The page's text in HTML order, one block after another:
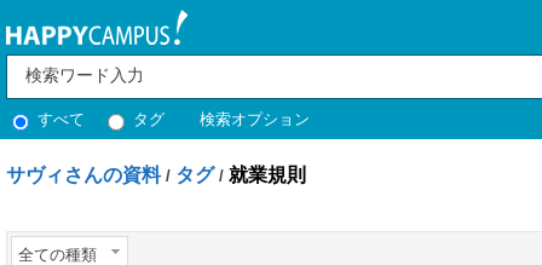
すべて タグ 検索オプション
サヴィさんの資料 / タグ / 就業規則
全ての種類